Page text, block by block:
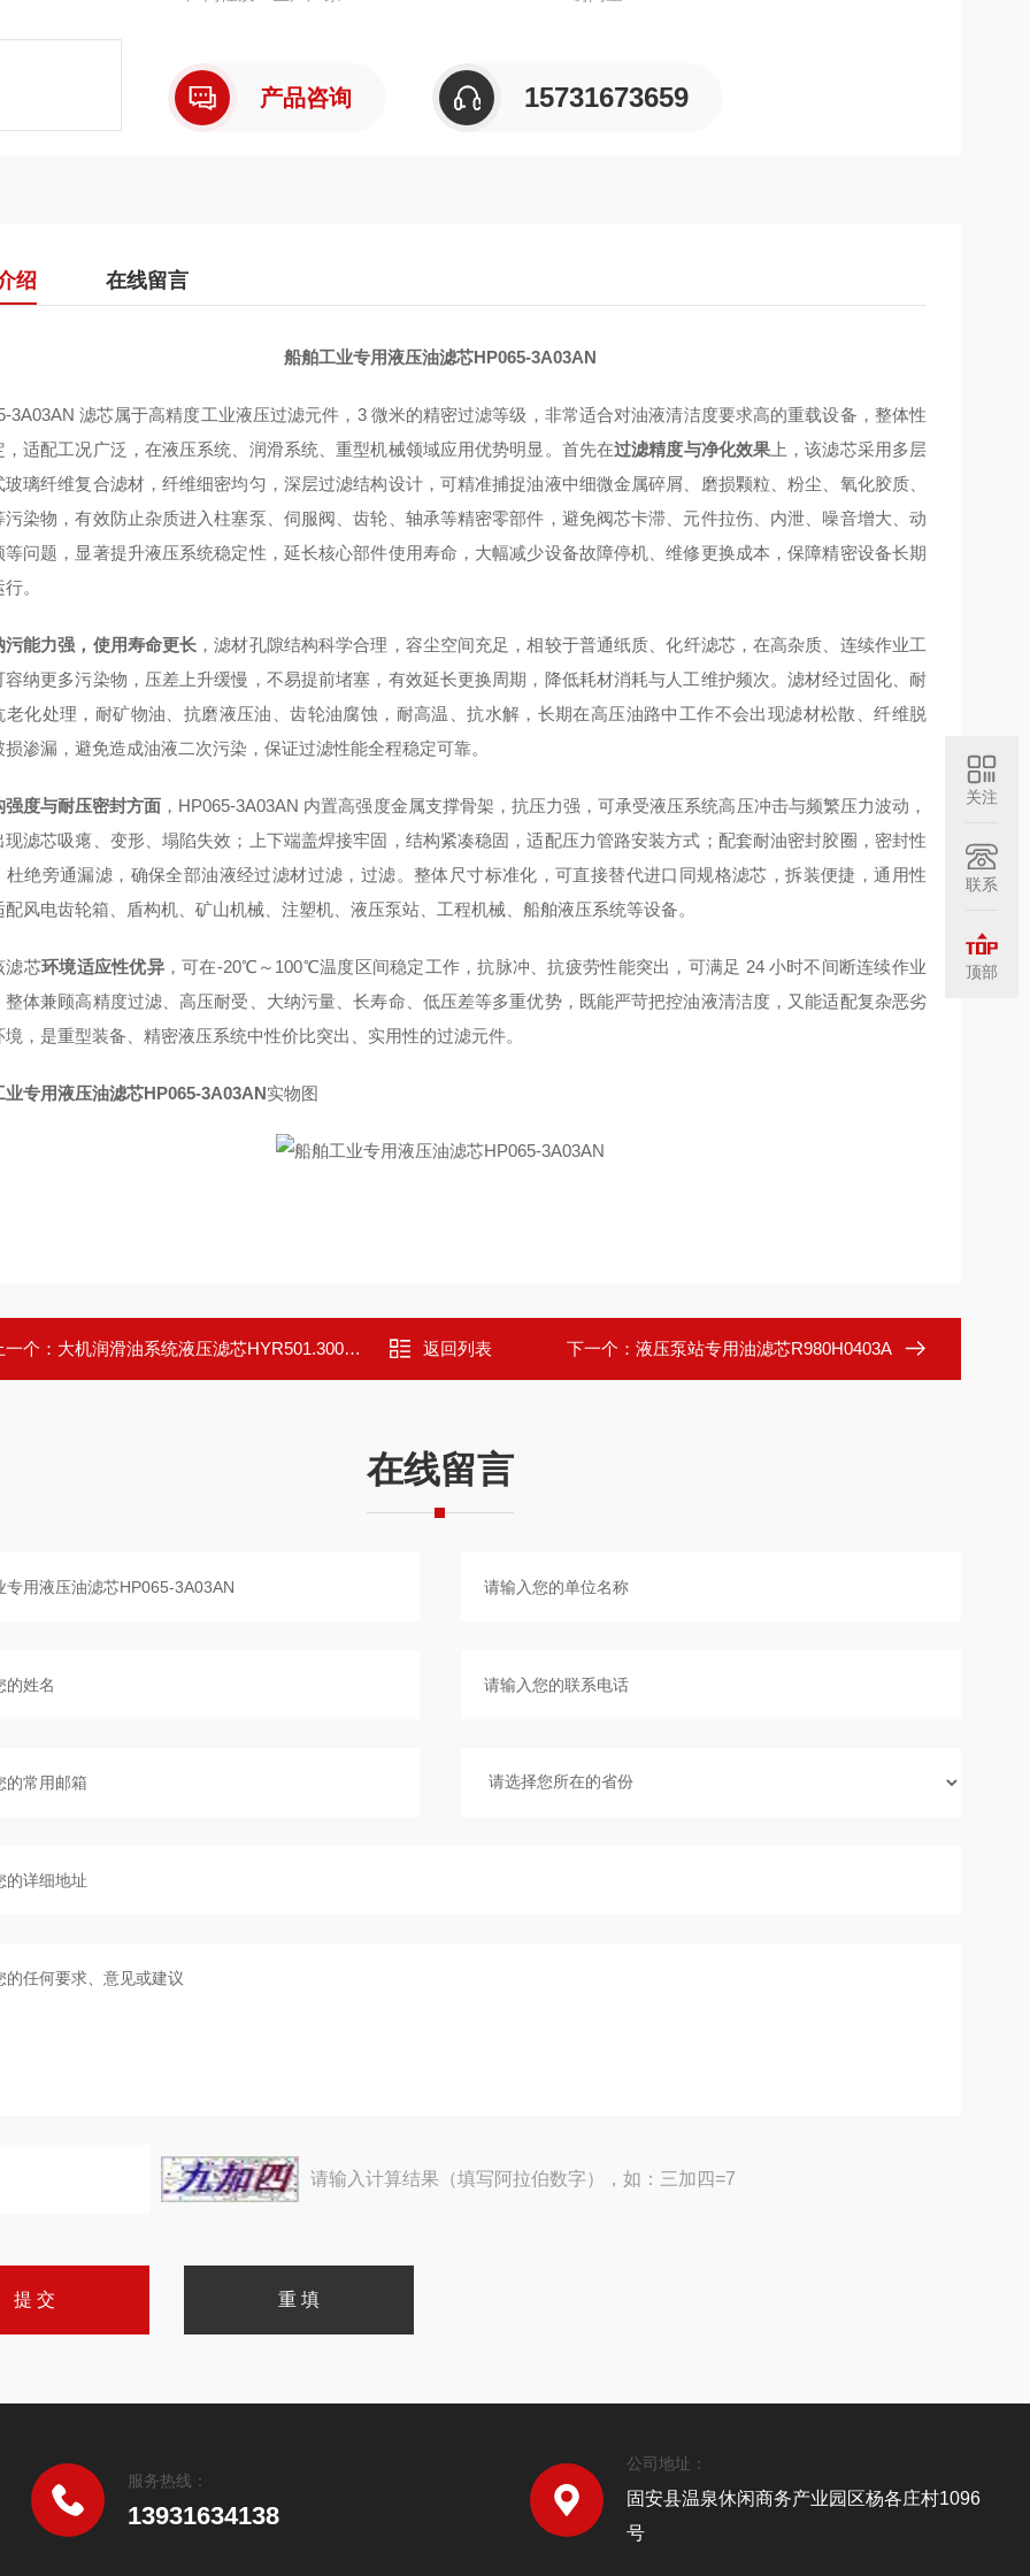
产品咨询 15731673659
绍 在线留言
船舶工业专用液压油滤芯HP065-3A03AN
滤芯属于高精度工业液压过滤元件，3 微米的精密过滤等级，非常适合对油液清洁度要求高的重载设备，整体性
，适配工况广泛，在液压系统、润滑系统、重型机械领域应用优势明显。首先在过滤精度与净化效果 上，该滤芯采用多层
玻璃纤维复合滤材，纤维细密均匀，深层过滤结构设计，可精准捕捉油液中细微金属碎屑、磨损颗粒、粉尘、氧化胶质、
污染物，有效防止杂质进入柱塞泵、伺服阀、齿轮、轴承等精密零部件，避免阀芯卡滞、元件拉伤、内泄、噪音增大、动
等问题，显著提升液压系统稳定性，延长核心部件使用寿命，大幅减少设备故障停机、维修更换成本，保障精密设备长期
。
污能力强，使用寿命更长 ，滤材孔隙结构科学合理，容尘空间充足，相较于普通纸质、化纤滤芯，在高杂质、连续作业工
容纳更多污染物，压差上升缓慢，不易提前堵塞，有效延长更换周期，降低耗材消耗与人工维护频次。滤材经过固化、耐
老化处理，耐矿物油、抗磨液压油、齿轮油腐蚀，耐高温、抗水解，长期在高压油路中工作不会出现滤材松散、纤维脱
损渗漏，避免造成油液二次污染，保证过滤性能全程稳定可靠。
强度与耐压密封方面 ，HP065‑3A03AN 内置高强度金属支撑骨架，抗压力强，可承受液压系统高压冲击与频繁压力波动，
现滤芯吸瘪、变形、塌陷失效；上下端盖焊接牢固，结构紧凑稳固，适配压力管路安装方式；配套耐油密封胶圈，密封性
杜绝旁通漏滤，确保全部油液经过滤材过滤，过滤。整体尺寸标准化，可直接替代进口同规格滤芯，拆装便捷，通用性
配风电齿轮箱、盾构机、矿山机械、注塑机、液压泵站、工程机械、船舶液压系统等设备。
滤芯环境适应性优异，可在‑20℃～100℃温度区间稳定工作，抗脉冲、抗疲劳性能突出，可满足 24 小时不间断连续作业
整体兼顾高精度过滤、高压耐受、大纳污量、长寿命、低压差等多重优势，既能严苛把控油液清洁度，又能适配复杂恶劣
境，是重型装备、精密液压系统中性价比突出、实用性的过滤元件。
业专用液压油滤芯HP065-3A03AN实物图
一个： 大机润滑油系统液压滤芯HYR501.300.10ES 返回列表 下一个： 液压泵站专用油滤芯R980H0403A
在线留言
请输入计算结果（填写阿拉伯数字），如：三加四=7
服务热线：
13931634138
公司地址：
固安县温泉休闲商务产业园区杨各庄村1096
号
关注
联系
顶部